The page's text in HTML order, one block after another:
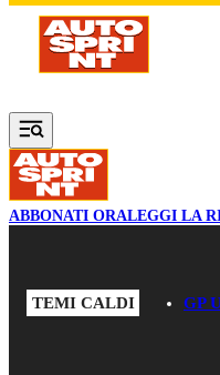
Vai al contenuto principale
ABBONATI ORALEGGI LA
TEMI CALDI GP